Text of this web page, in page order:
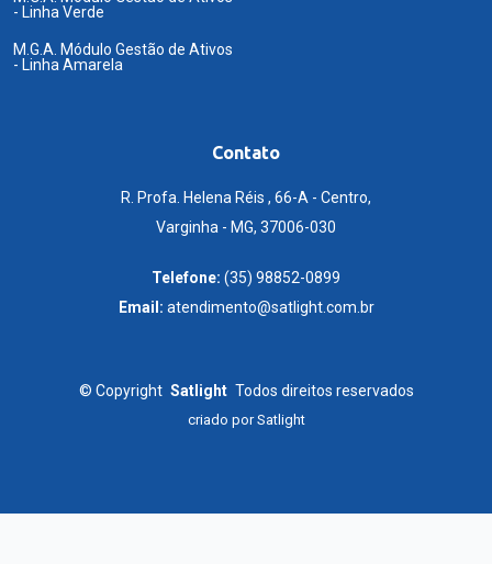
- Linha Verde
M.G.A. Módulo Gestão de Ativos
- Linha Amarela
Contato
R. Profa. Helena Réis , 66-A - Centro,
Varginha - MG, 37006-030
Telefone: (35) 98852-0899
Email: atendimento@satlight.com.br
© Copyright Satlight Todos direitos reservados
criado porSatlight